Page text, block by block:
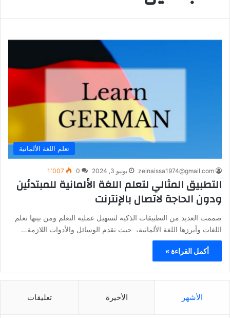
تعلم اللغة الألمانية
zeinaissa1974@gmail.com يونيو 3, 2024 0 1٬007
التطبيق المثالي لتعلم اللغة الألمانية للمبتدئين
ودون الحاجة لاتصال بالإنترنت
صممت العديد من التطبيقات الذكية لتسهيل عملية التعلم ومن بينها تعلم
اللغات وأبرزها اللغة الألمانية، حيث تقدم الوسائل والأدوات اللازمة…
أكمل القراءة »
الأشهر الأخيرة تعليقات